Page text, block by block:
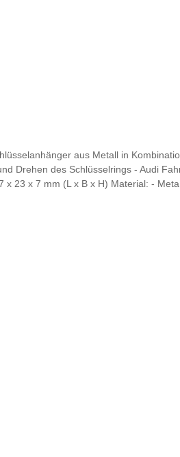
aus Metall in
Drehen des Schlüsselrings - Audi
x 23 x 7 mm (L x B x H) Material: -